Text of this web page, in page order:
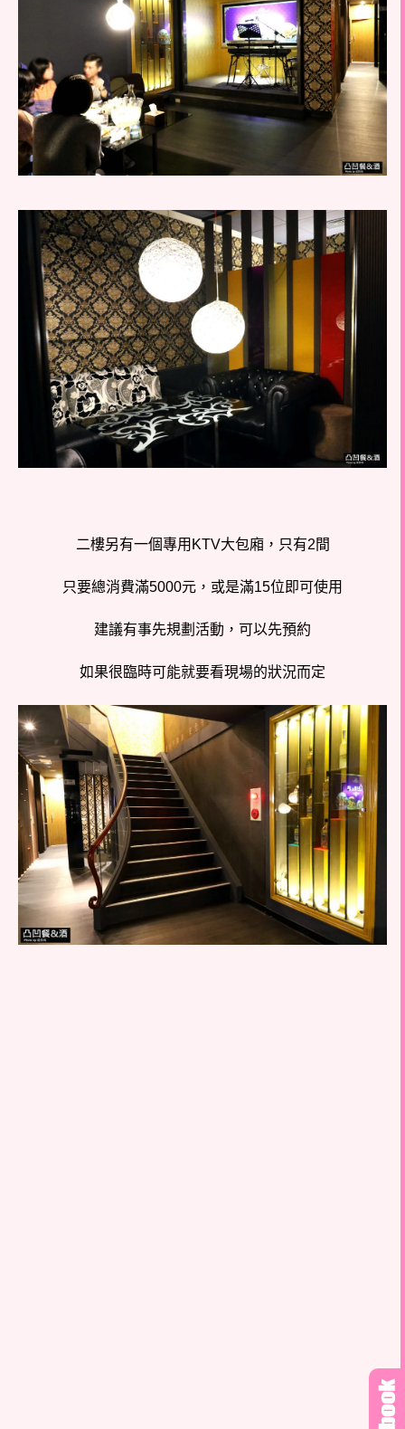
二樓另有一個專用KTV大包廂，只有2間
只要總消費滿5000元，或是滿15位即可使用
建議有事先規劃活動，可以先預約
如果很臨時可能就要看現場的狀況而定